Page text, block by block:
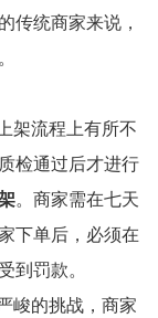
传统商家来说，
架流程上有所不
检通过后才进行
。商家需在七天
下单后，必须在
到罚款。
峻的挑战，商家